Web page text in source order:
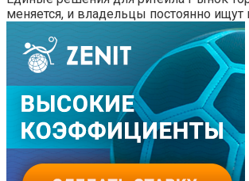
меняется, и владельцы постоянно